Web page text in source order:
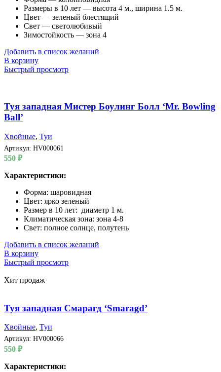
Размеры в 10 лет — высота 4 м., ширина 1.5 м.
Цвет — зеленый блестящий
Свет — светолюбивый
Зимостойкость — зона 4
Добавить в список желаний
В корзину
Быстрый просмотр
Туя западная Мистер Боулинг Болл ‘Mr. Bowling
Ball’
Хвойные, Туи
Артикул: HV000061
550 ₽
Характеристики:
Форма: шаровидная
Цвет: ярко зеленый
Размер в 10 лет: диаметр 1 м.
Климатическая зона: зона 4-8
Свет: полное солнце, полутень
Добавить в список желаний
В корзину
Быстрый просмотр
Хит продаж
Туя западная Смарагд ‘Smaragd’
Хвойные, Туи
Артикул: HV000066
550 ₽
Характеристики: